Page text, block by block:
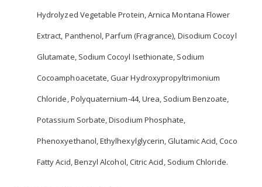
Hydrolyzed Vegetable Protein, Arnica Montana Flower
Extract, Panthenol, Parfum (Fragrance), Disodium Cocoyl
Glutamate, Sodium Cocoyl Isethionate, Sodium
Cocoamphoacetate, Guar Hydroxypropyltrimonium
Chloride, Polyquaternium-44, Urea, Sodium Benzoate,
Potassium Sorbate, Disodium Phosphate,
Phenoxyethanol, Ethylhexylglycerin, Glutamic Acid, Coco
Fatty Acid, Benzyl Alcohol, Citric Acid, Sodium Chloride.